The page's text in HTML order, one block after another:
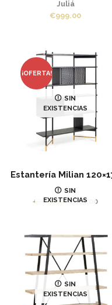
Juliá
€999.00
¡OFERTA!
SIN
EXISTENCIAS
Estantería Milian
Juliá
€
769.00El
era:
€769.00.
€615.00El
es:
SIN
EXISTENCIAS
SIN
EXISTENCIAS